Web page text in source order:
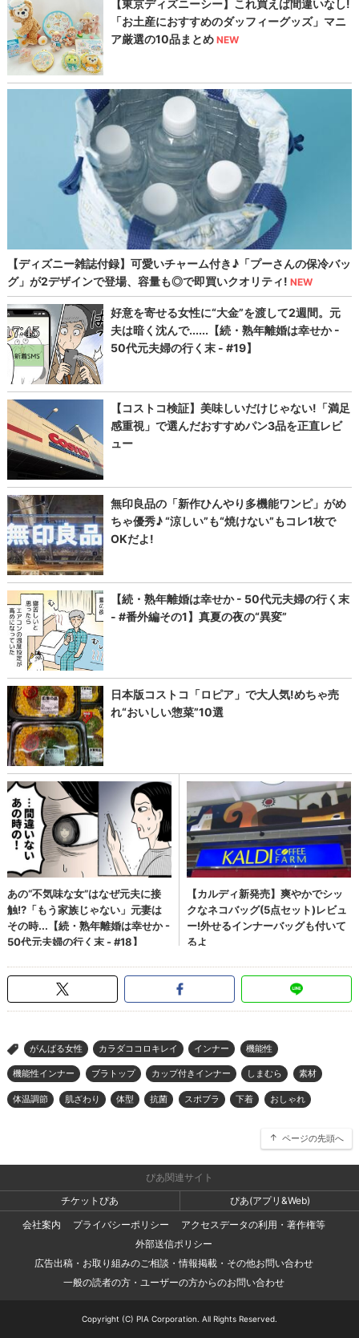
> がんばる女性 カラダココロキレイ インナー 機能性
機能性インナー ブラトップ カップ付きインナー しまむら 素材
体温調節 肌ざわり 体型 抗菌 スポブラ 下着 おしゃれ
ページの先頭へ
ぴあ関連サイト
チケットぴあ
ぴあ(アプリ&Web)
会社案内
プライバシーポリシー
アクセスデータの利用・著作権等
外部送信ポリシー
広告出稿・お取り組みのご相談・情報掲載・その他お問い合わせ
一般の読者の方・ユーザーの方からのお問い合わせ
Copyright (C) PIA Corporation. All Rights Reserved.